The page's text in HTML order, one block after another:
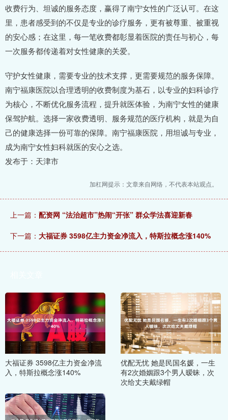
收费行为、坦诚的服务态度，赢得了南宁女性的广泛认可。在这
里，患者感受到的不仅是专业的诊疗服务，更有被尊重、被重视
的安心感；在这里，每一笔收费都彰显着医院的责任与初心，每
一次服务都传递着对女性健康的关爱。
守护女性健康，需要专业的技术支撑，更需要规范的服务保障。
南宁福康医院以合理透明的收费制度为基石，以专业的妇科诊疗
为核心，不断优化服务流程，提升就医体验，为南宁女性的健康
保驾护航。选择一家收费透明、服务规范的医疗机构，就是为自
己的健康选择一份可靠的保障。南宁福康医院，用坦诚与专业，
成为南宁女性妇科就医的安心之选。
发布于：天津市
加杠网提示：文章来自网络，不代表本站观点。
上一篇： 配资网 “法治超市”热闹“开张” 群众学法喜迎新春
下一篇： 大福证券 3598亿主力资金净流入，特斯拉概念涨140%
大福证券 3598亿主力资金净流
入，特斯拉概念涨140%
优配无忧 她是民国名媛，一生
有2次婚姻跟3个男人暧昧，次
次给丈夫戴绿帽